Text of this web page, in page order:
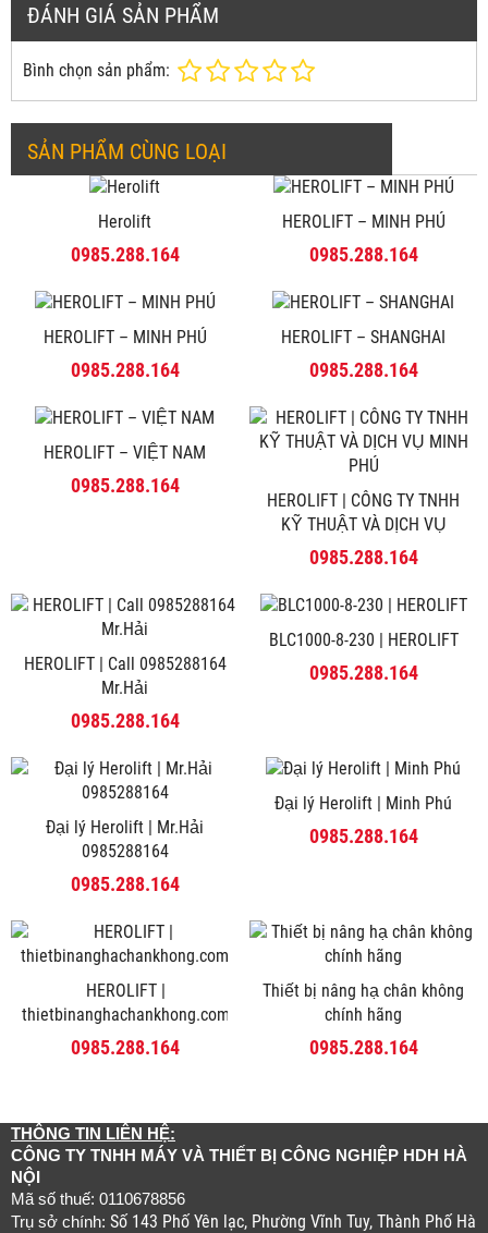
ĐÁNH GIÁ SẢN PHẨM
Bình chọn sản phẩm:
SẢN PHẨM CÙNG LOẠI
Herolift
0985.288.164
HEROLIFT – MINH PHÚ
0985.288.164
HEROLIFT – MINH PHÚ
0985.288.164
HEROLIFT – SHANGHAI
0985.288.164
HEROLIFT – VIỆT NAM
0985.288.164
HEROLIFT | CÔNG TY TNHH
KỸ THUẬT VÀ DỊCH VỤ
MINH PHÚ
0985.288.164
HEROLIFT | Call 0985288164
Mr.Hải
0985.288.164
BLC1000-8-230 | HEROLIFT
0985.288.164
Đại lý Herolift | Mr.Hải
0985288164
0985.288.164
Đại lý Herolift | Minh Phú
0985.288.164
HEROLIFT |
thietbinanghachankhong.com
0985.288.164
Thiết bị nâng hạ chân không
chính hãng
0985.288.164
THÔNG TIN LIÊN HỆ:
CÔNG TY TNHH MÁY VÀ THIẾT BỊ CÔNG NGHIỆP HDH HÀ
NỘI
Mã số thuế: 0110678856
Trụ sở chính: Số 143 Phố Yên lạc, Phường Vĩnh Tuy, Thành Phố Hà